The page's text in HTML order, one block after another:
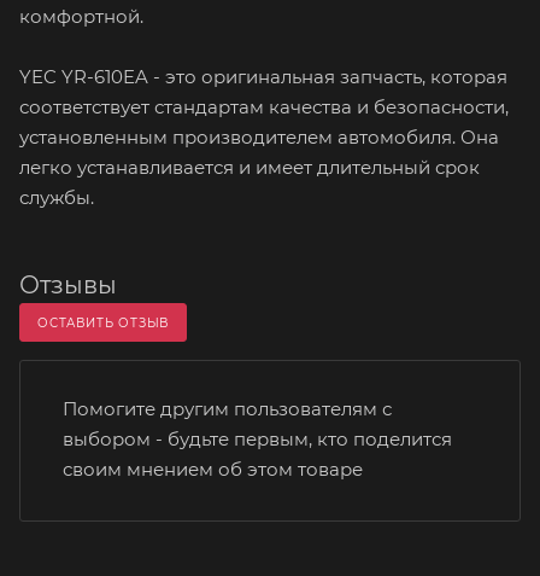
комфортной.
YEC YR-610EA - это оригинальная запчасть, которая
соответствует стандартам качества и безопасности,
установленным производителем автомобиля. Она
легко устанавливается и имеет длительный срок
службы.
Отзывы
ОСТАВИТЬ ОТЗЫВ
Помогите другим пользователям с
выбором - будьте первым, кто поделится
своим мнением об этом товаре